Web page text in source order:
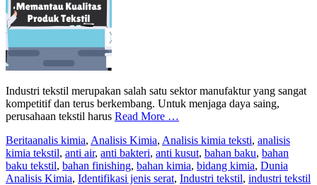
Industri tekstil merupakan salah satu sektor manufaktur yang sangat
kompetitif dan terus berkembang. Untuk menjaga daya saing,
perusahaan tekstil harus Read More …
Beritaanalis kimia, Analisis Kimia, Analisis kimia teksti, analisis
kimia tekstil, anti air, anti bakteri, anti kusut, bahan baku, bahan
baku tekstil, bahan finishing, bahan kimia, bidang kimia, Dunia
Analisis Kimia, Identifikasi jenis serat, Industri tekstil, industri tekstil